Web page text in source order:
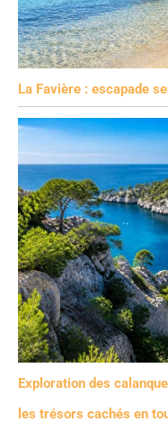
La Favière : escapade
Exploration des
les trésors cachés en